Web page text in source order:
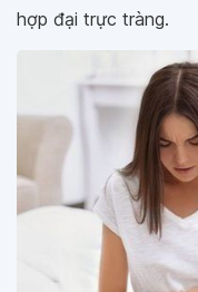
hợp đại trực tràng.